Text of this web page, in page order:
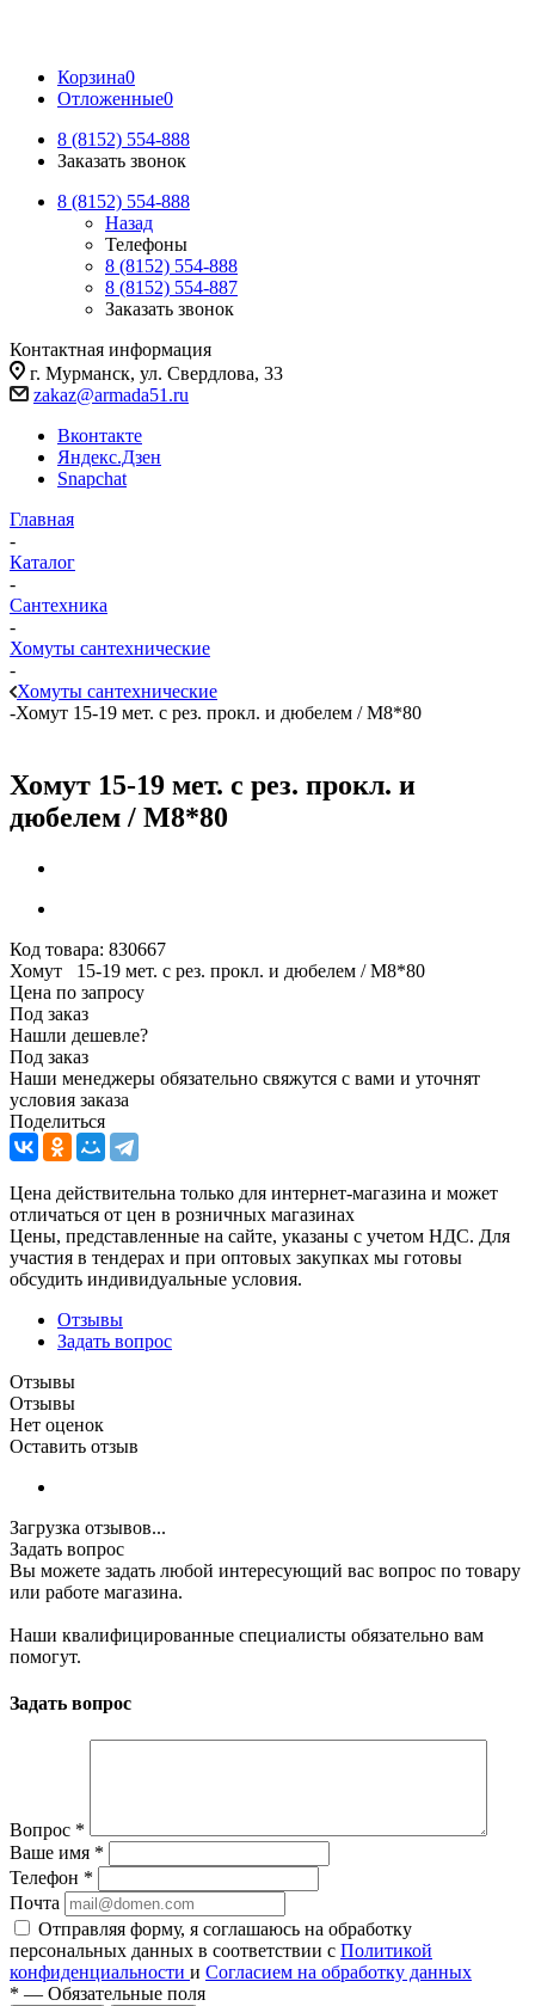
Корзина0
Отложенные0
8 (8152) 554-888
Заказать звонок
8 (8152) 554-888
Назад
Телефоны
8 (8152) 554-888
8 (8152) 554-887
Заказать звонок
Контактная информация
г. Мурманск, ул. Свердлова, 33
zakaz@armada51.ru
Вконтакте
Яндекс.Дзен
Snapchat
Главная
-
Каталог
-
Сантехника
-
Хомуты сантехнические
-
Хомуты сантехнические
-Хомут 15-19 мет. с рез. прокл. и дюбелем / М8*80
Хомут 15-19 мет. с рез. прокл. и
дюбелем / М8*80
Код товара: 830667
Хомут 15-19 мет. с рез. прокл. и дюбелем / М8*80
Цена по запросу
Под заказ
Нашли дешевле?
Под заказ
Наши менеджеры обязательно свяжутся с вами и уточнят
условия заказа
Поделиться
Цена действительна только для интернет-магазина и может
отличаться от цен в розничных магазинах
Цены, представленные на сайте, указаны с учетом НДС. Для
участия в тендерах и при оптовых закупках мы готовы
обсудить индивидуальные условия.
Отзывы
Задать вопрос
Отзывы
Отзывы
Нет оценок
Оставить отзыв
Загрузка отзывов...
Задать вопрос
Вы можете задать любой интересующий вас вопрос по товару
или работе магазина.
Наши квалифицированные специалисты обязательно вам
помогут.
Задать вопрос
Вопрос *
Ваше имя *
Телефон *
Почта
Отправляя форму, я соглашаюсь на обработку
персональных данных в соответствии с Политикой
конфиденциальности и Согласием на обработку данных
* — Обязательные поля